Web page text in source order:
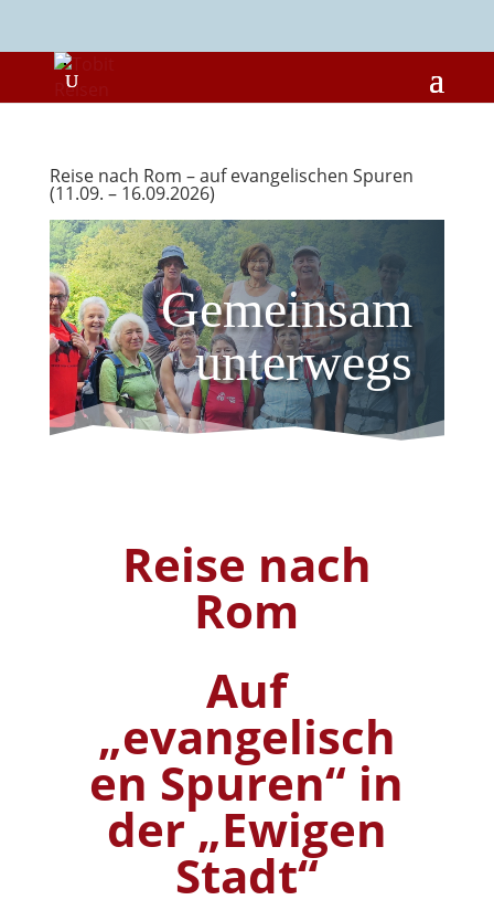
Reise nach Rom – auf evangelischen Spuren
(11.09. – 16.09.2026)
Gemeinsam
unterwegs
Reise nach
Rom
Auf
„evangelisch
en Spuren“ in
der „Ewigen
Stadt“